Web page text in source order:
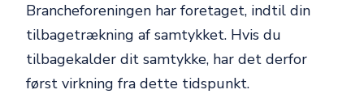
Brancheforeningen har foretaget, indtil din
tilbagetrækning af samtykket. Hvis du
tilbagekalder dit samtykke, har det derfor
først virkning fra dette tidspunkt.